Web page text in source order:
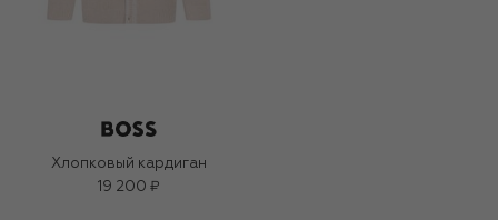
Хлопковый кардиган
19 200 ₽